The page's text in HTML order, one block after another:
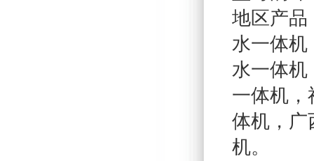
地区产
水一体机
水一体机
一体机，
体机， 广
机。